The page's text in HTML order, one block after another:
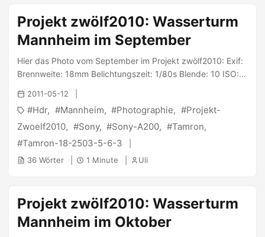
Projekt zwölf2010: Wasserturm
Mannheim im September
Hier das Photo vom September im Projekt zwölf2010: Exif:
Brennweite: 18mm Belichtungszeit: 1/80s Blende: 10 ISO:
100 Geschossen wurde es mit der Sony α200 und dem
Tamron 18-250/3.5-6.3. PS: @ Jana : Teilnehmer #188 -
Uli
2011-05-12
Hdr Mannheim Photographie
Projekt-
Zwoelf2010
Sony Sony-A200
Tamron
Tamron-18-2503-5-6-3
36 Wörter 1 Minute Uli
Projekt zwölf2010: Wasserturm
Mannheim im Oktober